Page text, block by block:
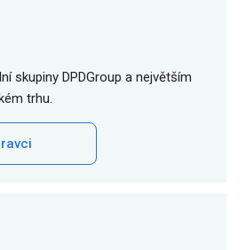
skupiny DPDGroup a největším
trhu.